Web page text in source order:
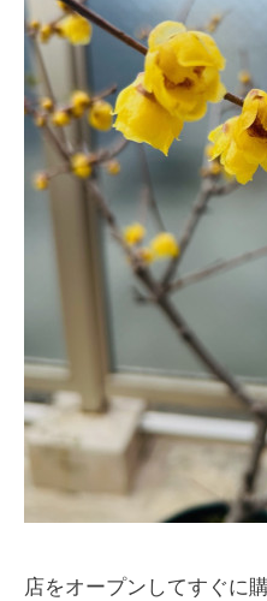
店をオープンしてすぐに